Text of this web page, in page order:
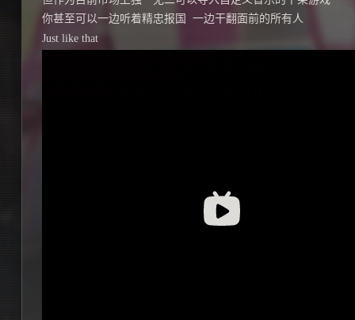
你甚至可以一边听着精忠报国  一边干翻面前的所有人
Just like that